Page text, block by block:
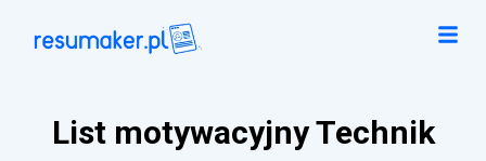
List motywacyjny Technik